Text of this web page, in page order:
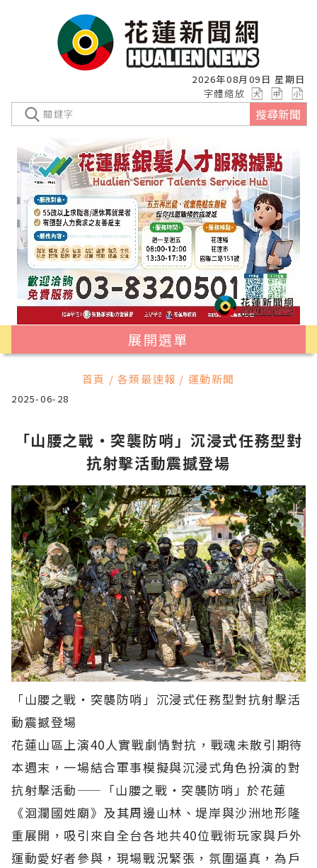
2026年08月09日 星期日
字體縮放
搜尋新聞
展開選單
首頁 / 各類最速報 / 運動新聞
2025-06-28
「山腰之戰‧突襲防哨」沉浸式任務型對
抗射擊活動震撼登場
「山腰之戰‧突襲防哨」沉浸式任務型對抗射擊活
動震撼登場
花蓮山區上演40人實戰劇情對抗，戰魂未散引期待
本週末，一場結合軍事模擬與沉浸式角色扮演的對
抗射擊活動——「山腰之戰‧突襲防哨」於花蓮
《洄瀾國姓廟》及其周邊山林、堤岸與沙洲地形隆
重展開，吸引來自全台各地共40位戰術玩家與戶外
運動愛好者參與，現場戰況緊張，氛圍逼真，為戶